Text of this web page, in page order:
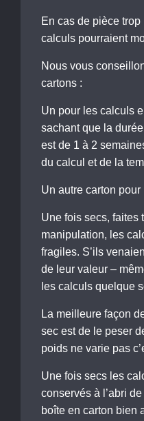
En cas de pièce
calculs pourraient
Nous vous
cartons :
Un pour les calculs
sachant que la
est de 1 à 2
du calcul et de la
Un autre carton
Une fois secs, faites
manipulation, les
fragiles. S’ils
de leur valeur –
les calculs quelque
La meilleure façon
sec est de le peser
poids ne varie pas
Une fois secs les
conservés à l’abri
boîte en carton bien